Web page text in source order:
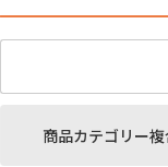
商品カテゴリー